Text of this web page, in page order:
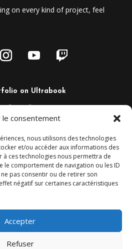
le consentement
nous utilisons des technologies
et/ou accéder aux informations des
à ces technologies nous permettra de
le comportement de navigation ou les ID
pas consentir ou de retirer son
négatif sur certaines caractéristiques
Accepter
Refuser
on every kind of project, feel
on Ultrabook
– France